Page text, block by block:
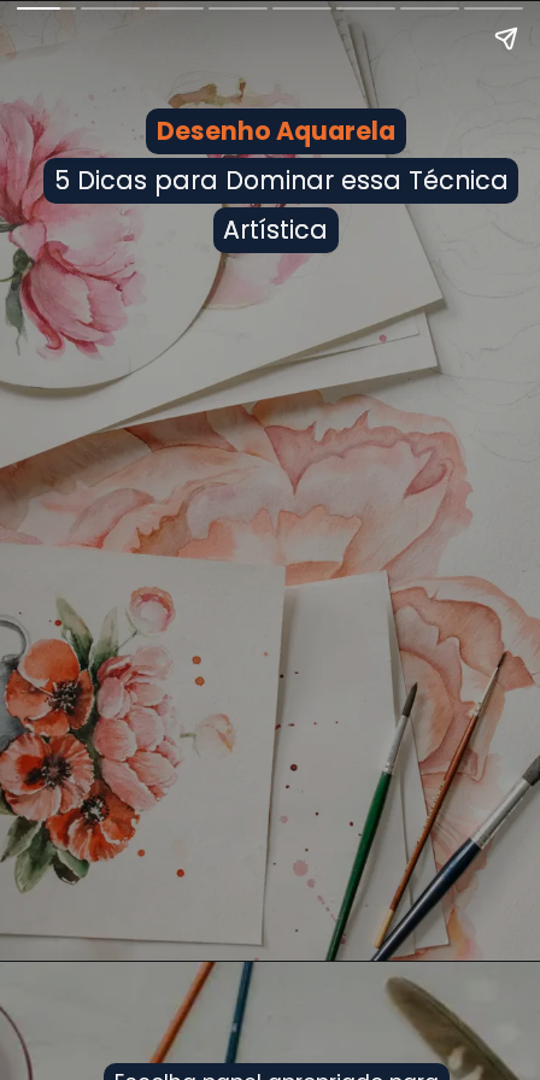
Desenho Aquarela
5 Dicas para Dominar essa Técnica
Artística
Desenho Aquarela
5 Dicas para Dominar essa Técnica
Artística